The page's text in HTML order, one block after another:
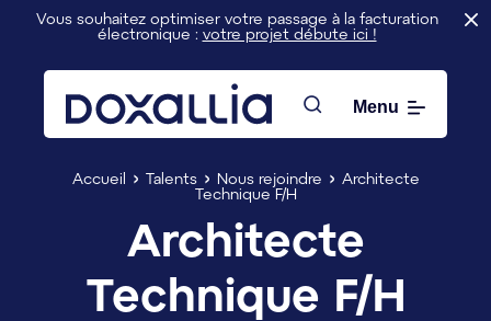
Vous souhaitez optimiser votre passage à la facturation
électronique : votre projet débute ici !
Menu
Accueil
Talents Nous rejoindre
Architecte
Technique F/H
Architecte
Technique F/H